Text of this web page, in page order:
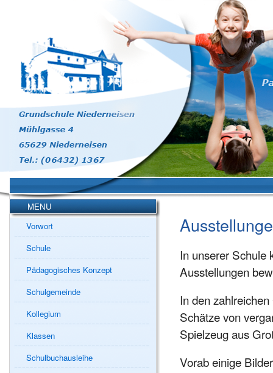
MENU
Vorwort
Schule
Pädagogisches Konzept
Schulgemeinde
Kollegium
Klassen
Schulbuchausleihe
In unserer Schule
Ausstellungen
In den
Schätze von
Spielzeug aus
Vorab einige